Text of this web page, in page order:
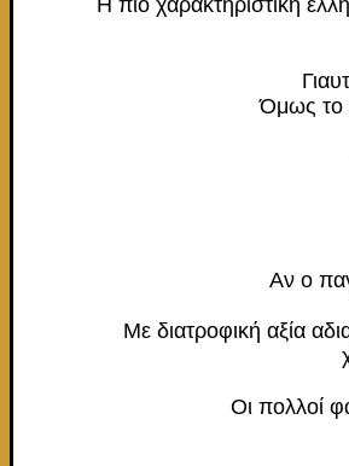
Η πιο χαρακτηριστική
Όμως το
Αν ο
Με διατροφική αξία
Οι πολλοί